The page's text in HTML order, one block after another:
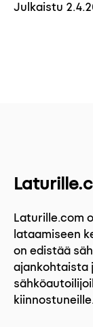
Julkaistu
Laturille.com
lataamiseen
on edistää
ajankohtaista